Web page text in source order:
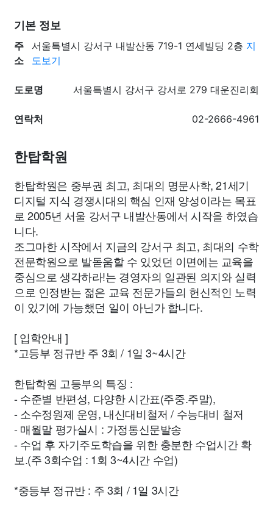
기본 정보
주
소
서울특별시 강서구 내발산동 719-1 연세빌딩 2층 지
도보기
도로명 서울특별시 강서구 강서로 279 대운진리회
연락처 02-2666-4961
한탑학원
한탑학원은 중부권 최고, 최대의 명문사학, 21세기
디지털 지식 경쟁시대의 핵심 인재 양성이라는 목표
로 2005년 서울 강서구 내발산동에서 시작을 하였습
니다.
조그마한 시작에서 지금의 강서구 최고, 최대의 수학
전문학원으로 발돋움할 수 있었던 이면에는 교육을
중심으로 생각하라!는 경영자의 일관된 의지와 실력
으로 인정받는 젊은 교육 전문가들의 헌신적인 노력
이 있기에 가능했던 일이 아닌가 합니다.
[ 입학안내 ]
*고등부 정규반 주 3회 / 1일 3~4시간
한탑학원 고등부의 특징 :
- 수준별 반편성, 다양한 시간표(주중.주말),
- 소수정원제 운영, 내신대비철저 / 수능대비 철저
- 매월말 평가실시 : 가정통신문발송
- 수업 후 자기주도학습을 위한 충분한 수업시간 확
보.(주 3회수업 : 1회 3~4시간 수업)
*중등부 정규반 : 주 3회 / 1일 3시간